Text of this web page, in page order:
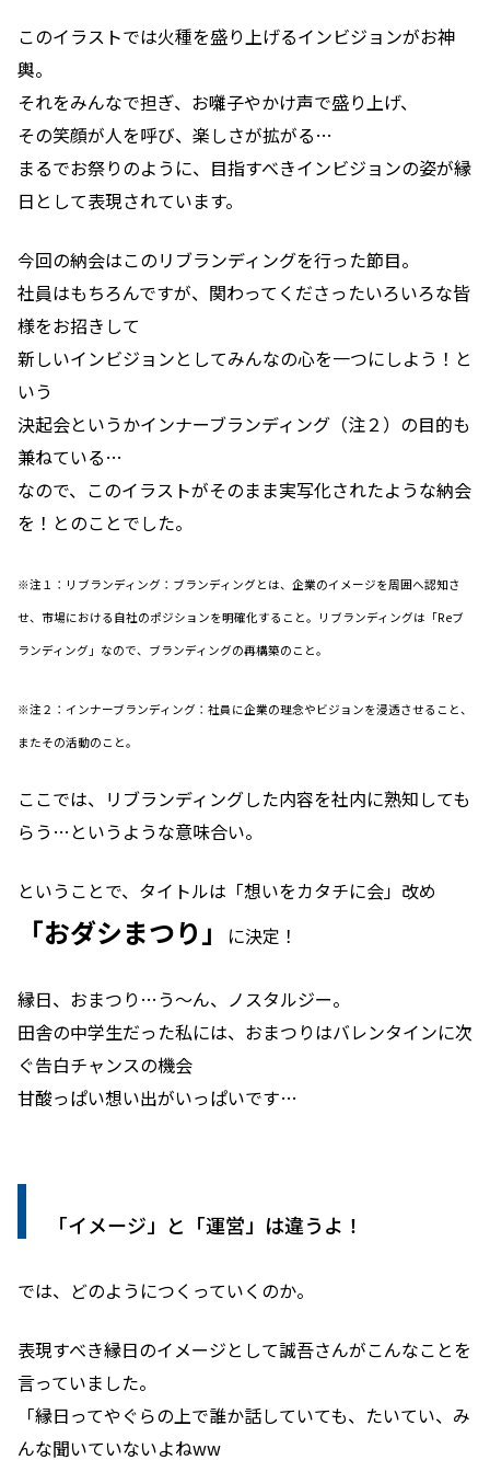
このイラストでは火種を盛り上げるインビジョンがお神
輿。
それをみんなで担ぎ、お囃子やかけ声で盛り上げ、
その笑顔が人を呼び、楽しさが拡がる…
まるでお祭りのように、目指すべきインビジョンの姿が縁
日として表現されています。
今回の納会はこのリブランディングを行った節目。
社員はもちろんですが、関わってくださったいろいろな皆
様をお招きして
新しいインビジョンとしてみんなの心を一つにしよう！と
いう
決起会というかインナーブランディング（注２）の目的も
兼ねている…
なので、このイラストがそのまま実写化されたような納会
を！とのことでした。
※注１：リブランディング： ブランディングとは、企業のイメージを周囲へ認知さ
せ、市場における自社のポジションを明確化すること。リブランディングは「Reブ
ランディング」なので、ブランディングの再構築のこと。
※注２：インナーブランディング： 社員に企業の理念やビジョンを浸透させること、
またその活動のこと。
ここでは、リブランディングした内容を社内に熟知しても
らう…というような意味合い。
ということで、タイトルは「想いをカタチに会」改め
「おダシまつり」 に決定！
縁日、おまつり…う～ん、ノスタルジー。
田舎の中学生だった私には、おまつりはバレンタインに次
ぐ告白チャンスの機会
甘酸っぱい想い出がいっぱいです…
「イメージ」と「運営」は違うよ！
では、どのようにつくっていくのか。
表現すべき縁日のイメージとして誠吾さんがこんなことを
言っていました。
「縁日ってやぐらの上で誰か話していても、たいてい、み
んな聞いていないよねww